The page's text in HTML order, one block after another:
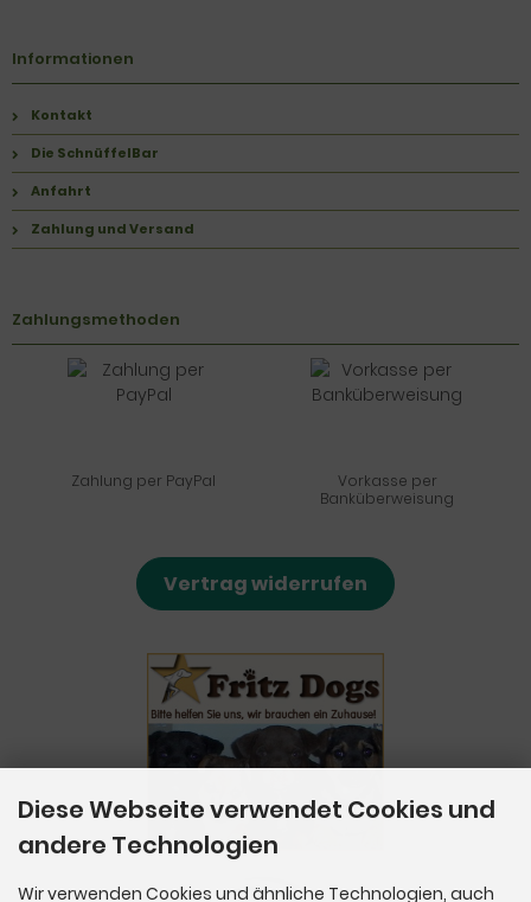
Informationen
Kontakt
Die SchnüffelBar
Anfahrt
Zahlung und Versand
Zahlungsmethoden
Zahlung per PayPal
Vorkasse per
Banküberweisung
Vertrag widerrufen
Diese Webseite verwendet Cookies und
andere Technologien
Wir verwenden Cookies und ähnliche Technologien, auch